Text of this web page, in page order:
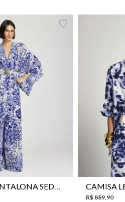
38 40
CALÇA PANTALONA SEDA LE LIS AKARI FEMININA
36
R$ 889,90